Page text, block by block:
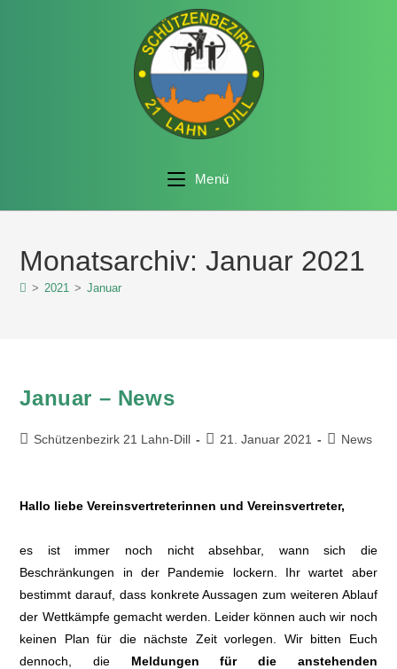
Menü
Monatsarchiv: Januar 2021
> 2021 > Januar
Januar – News
Schützenbezirk 21 Lahn-Dill 21. Januar 2021 News
Hallo liebe Vereinsvertreterinnen und Vereinsvertreter,
es ist immer noch nicht absehbar, wann sich die
Beschränkungen in der Pandemie lockern. Ihr wartet aber
bestimmt darauf, dass konkrete Aussagen zum weiteren Ablauf
der Wettkämpfe gemacht werden. Leider können auch wir noch
keinen Plan für die nächste Zeit vorlegen. Wir bitten Euch
dennoch, die Meldungen für die anstehenden